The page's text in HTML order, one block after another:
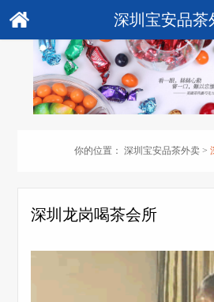
深圳宝安品茶
你的位置： 深圳宝安品茶外卖 >
深圳龙岗喝茶会所